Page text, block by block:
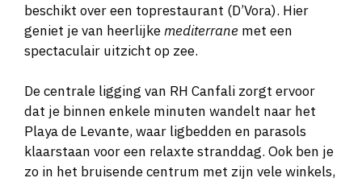
beschikt over een toprestaurant (D’Vora). Hier
geniet je van heerlijkemediterrane met een
spectaculair uitzicht op zee.
De centrale ligging van RH Canfali zorgt ervoor
dat je binnen enkele minuten wandelt naar het
Playa de Levante, waar ligbedden en parasols
klaarstaan voor een relaxte stranddag. Ook ben je
zo in het bruisende centrum met zijn vele winkels,